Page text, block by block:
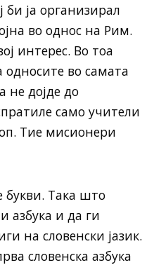
би ја организирал
во однос на Рим.
интерес. Во тоа
во самата
не дојде до
само учители
Тие мисионери
букви. Така што
азбука и да ги
на словенски јазик.
словенска азбука